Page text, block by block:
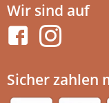
Wir sind auf
Sicher zahlen